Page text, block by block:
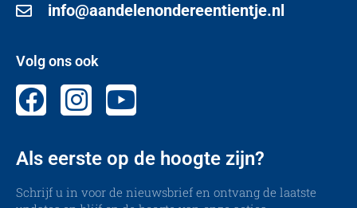
info@aandelenondereentientje.nl
Volg ons ook
Als eerste op de hoogte zijn?
Schrijf u in voor de nieuwsbrief en ontvang de laatste